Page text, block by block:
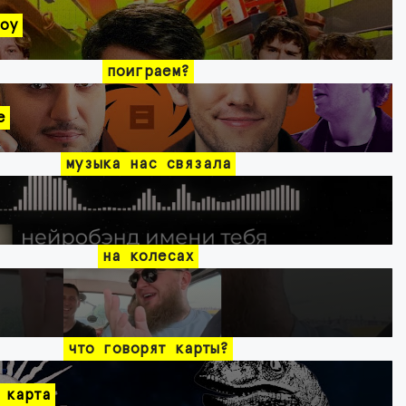
поиграем?
музыка нас связала
на колесах
что говорят карты?
карта